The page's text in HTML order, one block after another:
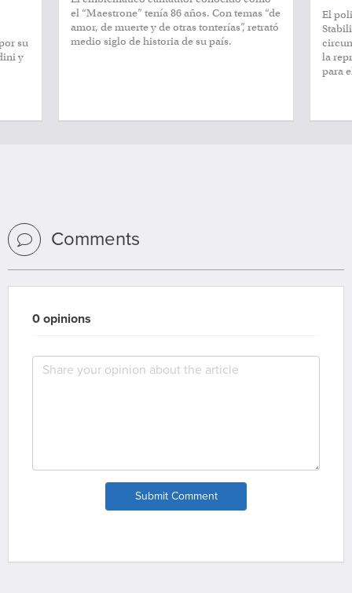
su
y
el “Maestrone” tenía 86 años. Con temas “de
amor, de muerte y de otras tonterías”, retrató
medio siglo de historia de su país.
El
la
para
Comments
0 opinions
Submit Comment